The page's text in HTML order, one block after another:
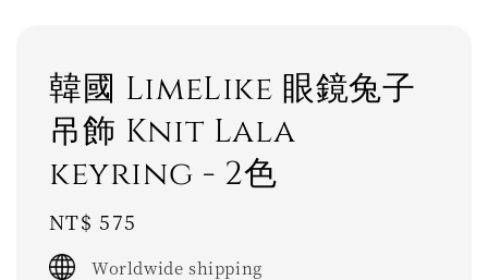
韓國 LimeLike 眼鏡兔子
吊飾 Knit Lala
keyring - 2色
Regular
price
NT$ 575
Worldwide shipping